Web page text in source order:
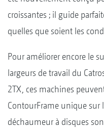
croissantes ; il guide
quelles que soient les
Pour améliorer encore le
largeurs de travail du
2TX, ces machines
ContourFrame unique sur
déchaumeur à disques